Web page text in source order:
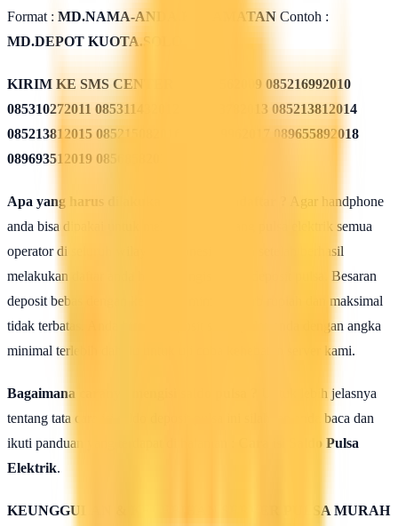
Format : MD.NAMA-ANDA.KECAMATAN Contoh :
MD.DEPOT KUOTA.SOLO
KIRIM KE SMS CENTER
085311562009 085216992010
085310272011 085311432012 085213782013 085213812014
085213812015 085215082016 085819962017 089655892018
089693512019 08568582020
Apa yang harus dilakukan seusai Mendaftar ?
Agar handphone
anda bisa dipakai untuk melakukan isi ulang pulsa elektrik semua
operator di seluruh wilayah Indonesia, maka setelah berhasil
melakukan daftar anda harus mengisi saldo deposit pulsa. Besaran
deposit bebas dengan ketentuan minimal 50rb rupiah dan maksimal
tidak terbatas. Anda bisa isi deposit saldo pulsa anda dengan angka
minimal terlebih dahulu untuk uji coba kehebatan server kami.
Bagaimana caranya mengisi saldo pulsa ?
Untuk lebih jelasnya
tentang tata cara isi saldo deposit pulsa ini silahkan anda baca dan
ikuti panduan yang terdapat di halaman :
Cara isi Saldo Pulsa
Elektrik.
KEUNGGULAN & KELEBIHAN SERVER PULSA MURAH